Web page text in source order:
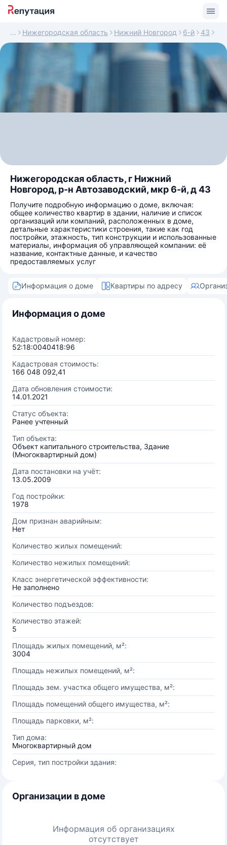
Нижегородская область Нижний Новгород 6-й 43
Нижегородская область, г Нижний
Новгород, р-н Автозаводский, мкр 6-й, д 43
Получите подробную информацию о доме, включая:
общее количество квартир в здании, наличие и список
организаций или компаний, расположенных в доме,
детальные характеристики строения, такие как год
постройки, этажность, тип конструкции и использованные
материалы, информация об управляющей компании: её
название, контактные данные, и качество
предоставляемых услуг
Информация о доме Квартиры по адресу
Информация о доме
Кадастровый номер:
52:18:0040418:96
Кадастровая стоимость:
166 048 092,41
Дата обновления стоимости:
14.01.2021
Статус объекта:
Ранее учтенный
Тип объекта:
Объект капитального строительства, Здание
(Многоквартирный дом)
Дата постановки на учёт:
13.05.2009
Год постройки:
1978
Дом признан аварийным:
Нет
Количество жилых помещений:
Количество нежилых помещений:
Класс энергетической эффективности:
Не заполнено
Количество подъездов:
Количество этажей:
5
Площадь жилых помещений, м²:
3004
Площадь нежилых помещений, м²:
Площадь зем. участка общего имущества, м²:
Площадь помещений общего имущества, м²:
Площадь парковки, м²:
Тип дома:
Многоквартирный дом
Серия, тип постройки здания:
Организации в доме
Информация об организациях
отсутствует